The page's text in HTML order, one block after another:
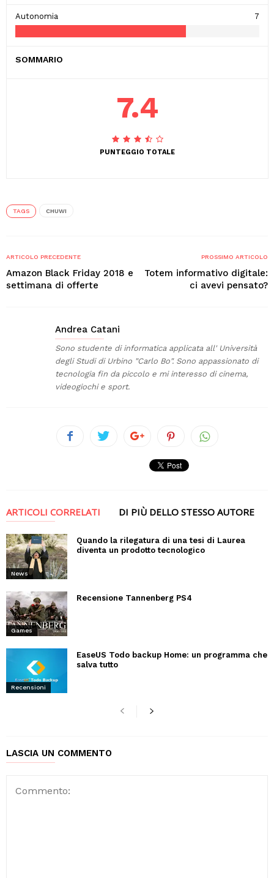
Autonomia 7
SOMMARIO
7.4
PUNTEGGIO TOTALE
TAGS CHUWI
ARTICOLO PRECEDENTE
Amazon Black Friday 2018 e
settimana di offerte
PROSSIMO ARTICOLO
Totem informativo digitale:
ci avevi pensato?
Andrea Catani
Sono studente di informatica applicata all' Università
degli Studi di Urbino "Carlo Bo". Sono appassionato di
tecnologia fin da piccolo e mi interesso di cinema,
videogiochi e sport.
ARTICOLI CORRELATI DI PIÙ DELLO STESSO AUTORE
News
Quando la rilegatura di una tesi di Laurea
diventa un prodotto tecnologico
Games
Recensione Tannenberg PS4
Recensioni
EaseUS Todo backup Home: un programma che
salva tutto
LASCIA UN COMMENTO